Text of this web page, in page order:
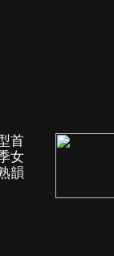
首
女
韻